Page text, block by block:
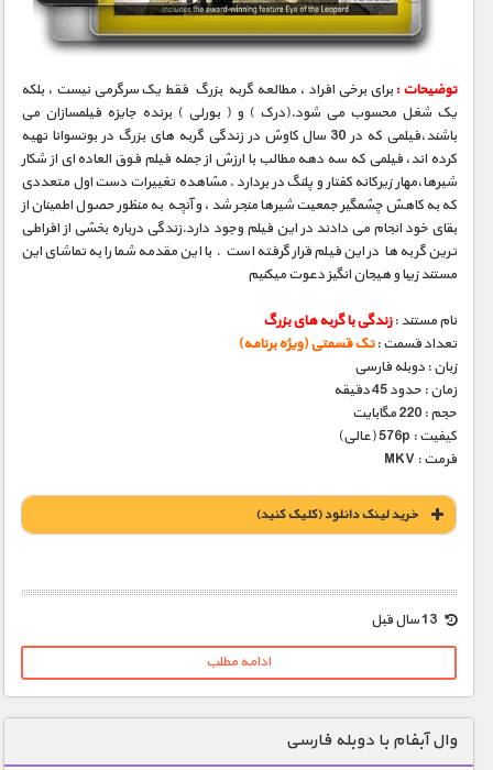
توضیحات : برای برخی افراد ، مطالعه گربه بزرگ فقط یک سرگرمی نیست ، بلکه
یک شغل محسوب می شود.(درک ) و ( بورلی ) برنده جایزه فیلمسازان می
باشند،فیلمی که در 30 سال کاوش در زندگی گربه های بزرگ در بوتسوانا تهیه
کرده اند، فیلمی که سه دهه مطالب با ارزش از جمله فیلم فوق العاده ای از شکار
شیرها،مهار زیرکانه کفتار و پلنگ در بردارد . مشاهده تغییرات دست اول متعددی
که به کاهش چشمگیر جمعیت شیرها منجر شد ، و آنچه به منظور حصول اطمینان از
بقای خود انجام می دادند در این فیلم وجود دارد.زندگی درباره بخشی از افراطی
ترین گربه ها در این فیلم قرار گرفته است . با این مقدمه شما را به تماشای این
مستند زیبا و هیجان انگیز دعوت میکنیم
نام مستند :زندگی با گربه های بزرگ
تعداد قسمت :تک قسمتی (ویژه برنامه)
زبان : دوبله فارسی
زمان : حدود 45 دقیقه
حجم : 220 مگابایت
کیفیت : 576p (عالی)
فرمت : MKV
خريد لينک دانلود (کليک کنيد)
1900 تومان – خريد لينک دانلود (افزودن به سبد خريد)
ادامه مطلب
وال آبفام با دوبله فارسی